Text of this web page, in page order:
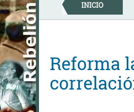
Skip
to
content
INICIO
Reforma